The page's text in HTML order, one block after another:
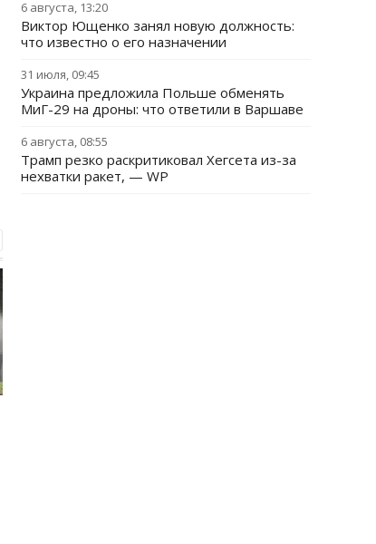
6 августа, 13:20
Виктор Ющенко занял новую должность:
что известно о его назначении
31 июля, 09:45
Украина предложила Польше обменять
МиГ-29 на дроны: что ответили в Варшаве
6 августа, 08:55
Трамп резко раскритиковал Хегсета из-за
нехватки ракет, — WP